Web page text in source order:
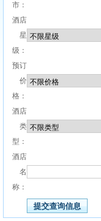
市：
酒店
星
级：
预订
价
格：
酒店
类
型：
酒店
名
称：